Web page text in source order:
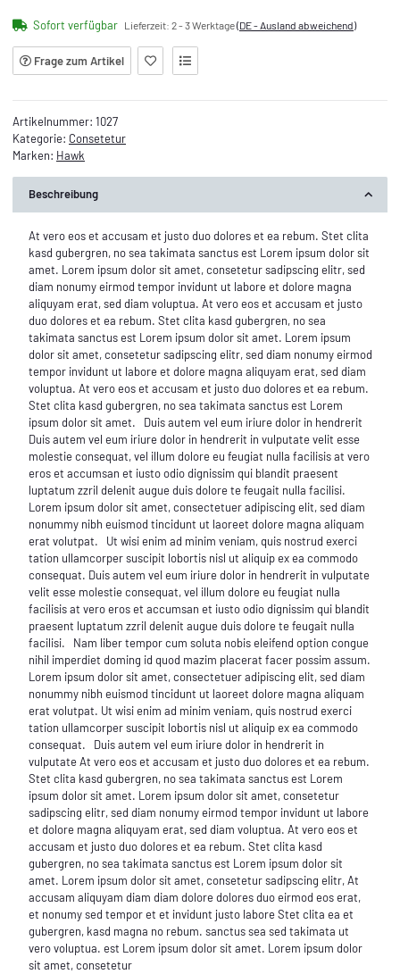
Sofort verfügbar Lieferzeit: 2 - 3 Werktage(DE - Ausland abweichend)
Frage zum Artikel
Artikelnummer: 1027
Kategorie: Consetetur
Marken: Hawk
Beschreibung
At vero eos et accusam et justo duo dolores et ea rebum. Stet clita
kasd gubergren, no sea takimata sanctus est Lorem ipsum dolor sit
amet. Lorem ipsum dolor sit amet, consetetur sadipscing elitr, sed
diam nonumy eirmod tempor invidunt ut labore et dolore magna
aliquyam erat, sed diam voluptua. At vero eos et accusam et justo
duo dolores et ea rebum. Stet clita kasd gubergren, no sea
takimata sanctus est Lorem ipsum dolor sit amet. Lorem ipsum
dolor sit amet, consetetur sadipscing elitr, sed diam nonumy eirmod
tempor invidunt ut labore et dolore magna aliquyam erat, sed diam
voluptua. At vero eos et accusam et justo duo dolores et ea rebum.
Stet clita kasd gubergren, no sea takimata sanctus est Lorem
ipsum dolor sit amet. Duis autem vel eum iriure dolor in hendrerit
Duis autem vel eum iriure dolor in hendrerit in vulputate velit esse
molestie consequat, vel illum dolore eu feugiat nulla facilisis at vero
eros et accumsan et iusto odio dignissim qui blandit praesent
luptatum zzril delenit augue duis dolore te feugait nulla facilisi.
Lorem ipsum dolor sit amet, consectetuer adipiscing elit, sed diam
nonummy nibh euismod tincidunt ut laoreet dolore magna aliquam
erat volutpat. Ut wisi enim ad minim veniam, quis nostrud exerci
tation ullamcorper suscipit lobortis nisl ut aliquip ex ea commodo
consequat. Duis autem vel eum iriure dolor in hendrerit in vulputate
velit esse molestie consequat, vel illum dolore eu feugiat nulla
facilisis at vero eros et accumsan et iusto odio dignissim qui blandit
praesent luptatum zzril delenit augue duis dolore te feugait nulla
facilisi. Nam liber tempor cum soluta nobis eleifend option congue
nihil imperdiet doming id quod mazim placerat facer possim assum.
Lorem ipsum dolor sit amet, consectetuer adipiscing elit, sed diam
nonummy nibh euismod tincidunt ut laoreet dolore magna aliquam
erat volutpat. Ut wisi enim ad minim veniam, quis nostrud exerci
tation ullamcorper suscipit lobortis nisl ut aliquip ex ea commodo
consequat. Duis autem vel eum iriure dolor in hendrerit in
vulputate At vero eos et accusam et justo duo dolores et ea rebum.
Stet clita kasd gubergren, no sea takimata sanctus est Lorem
ipsum dolor sit amet. Lorem ipsum dolor sit amet, consetetur
sadipscing elitr, sed diam nonumy eirmod tempor invidunt ut labore
et dolore magna aliquyam erat, sed diam voluptua. At vero eos et
accusam et justo duo dolores et ea rebum. Stet clita kasd
gubergren, no sea takimata sanctus est Lorem ipsum dolor sit
amet. Lorem ipsum dolor sit amet, consetetur sadipscing elitr, At
accusam aliquyam diam diam dolore dolores duo eirmod eos erat,
et nonumy sed tempor et et invidunt justo labore Stet clita ea et
gubergren, kasd magna no rebum. sanctus sea sed takimata ut
vero voluptua. est Lorem ipsum dolor sit amet. Lorem ipsum dolor
sit amet, consetetur